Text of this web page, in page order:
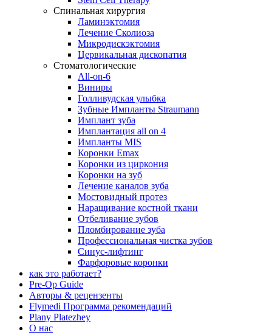
Спинальная хирургия
Ламинэктомия
Лечение Сколиоза
Микродискэктомия
Цервикальная дископатия
Стоматологические
All-on-6
Виниры
Голливудская улыбка
Зубные Импланты Straumann
Имплант зуба
Имплантация all on 4
Импланты MIS
Коронки Emax
Коронки из циркония
Коронки на зуб
Лечение каналов зуба
Мостовидный протез
Наращивание костной ткани
Отбеливание зубов
Пломбирование зуба
Профессиональная чистка зубов
Синус-лифтинг
Фарфоровые коронки
как это работает?
Pre-Op Guide
Авторы & рецензенты
Flymedi Программа рекомендаций
Plany Platezhey
О нас